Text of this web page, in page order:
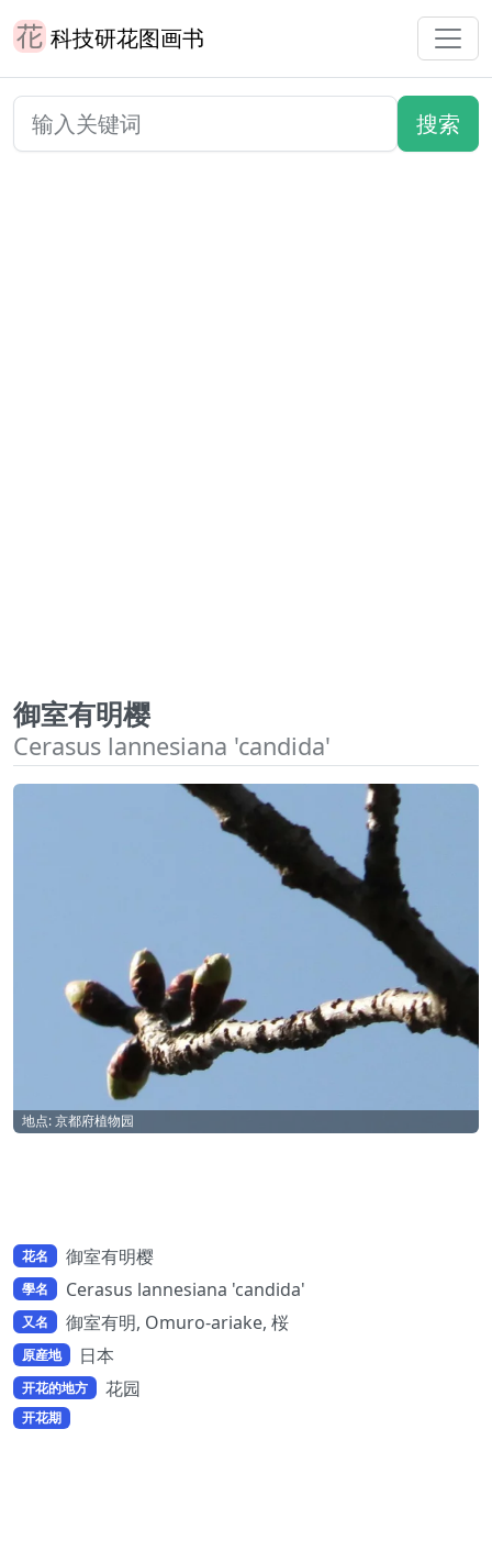
科技研花图画书
御室有明樱
Cerasus lannesiana 'candida'
地点: 京都府植物园
花名 御室有明樱
學名 Cerasus lannesiana 'candida'
又名 御室有明, Omuro-ariake, 桜
原産地 日本
开花的地方 花园
开花期